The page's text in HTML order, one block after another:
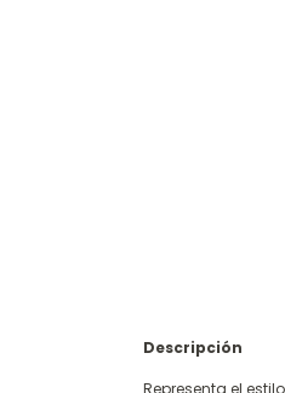
Descripción
Representa el